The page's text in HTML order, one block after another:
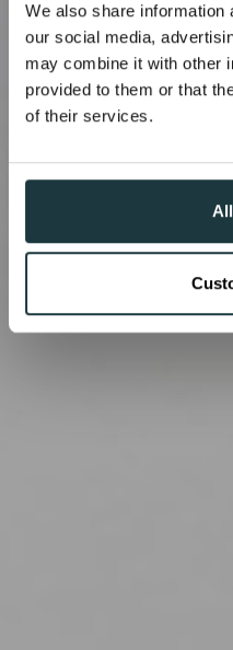
We also share information
our social media,
may combine it with other
provided to them or that
of their services.